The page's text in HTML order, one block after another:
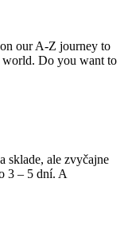
our A-Z journey to
world. Do you want to
sklade, ale zvyčajne
3 – 5 dní. A